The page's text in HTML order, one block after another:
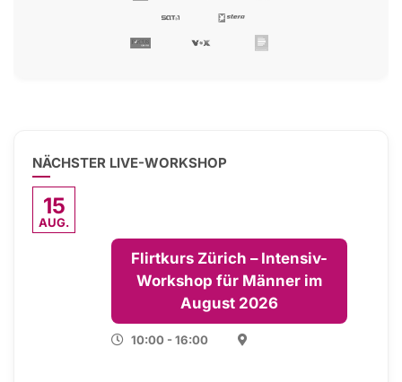
NÄCHSTER LIVE-WORKSHOP
15
AUG.
Flirtkurs Zürich – Intensiv-
Workshop für Männer im
August 2026
10:00 - 16:00